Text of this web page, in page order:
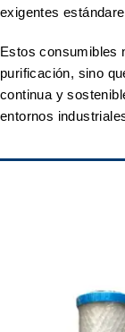
exigentes
Estos consumibles
purificación, sino
continua y
entornos